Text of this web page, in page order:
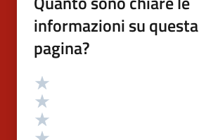
informazioni su questa
pagina?
Valutazione